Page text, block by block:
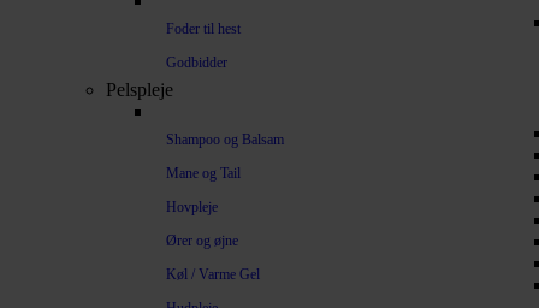
Foder til hest
Godbidder
Pelspleje
Shampoo og Balsam
Mane og Tail
Hovpleje
Ører og øjne
Køl / Varme Gel